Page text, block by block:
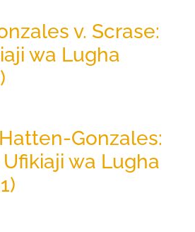
v. Scrase:
wa Lugha
Gonzales:
wa Lugha